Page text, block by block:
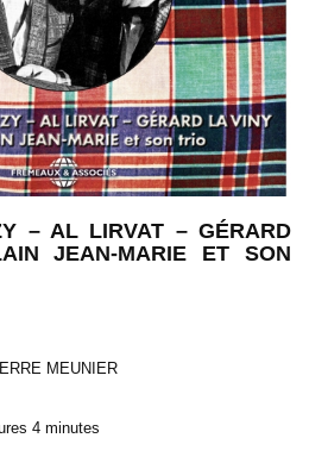
– AL LIRVAT – GÉRARD
JEAN-MARIE ET SON
MEUNIER
4 minutes